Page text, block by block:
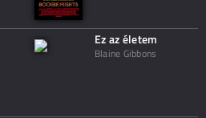
Ez az életem
Blaine Gibbons